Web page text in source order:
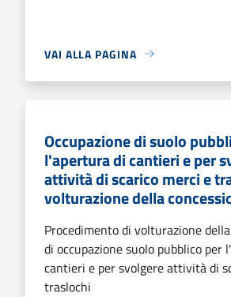
VAI ALLA PAGINA
Occupazione di suolo
l'apertura di cantieri e per
attività di scarico merci e
volturazione della
Procedimento di volturazione
di occupazione suolo pubblico per
cantieri e per svolgere attività di
traslochi